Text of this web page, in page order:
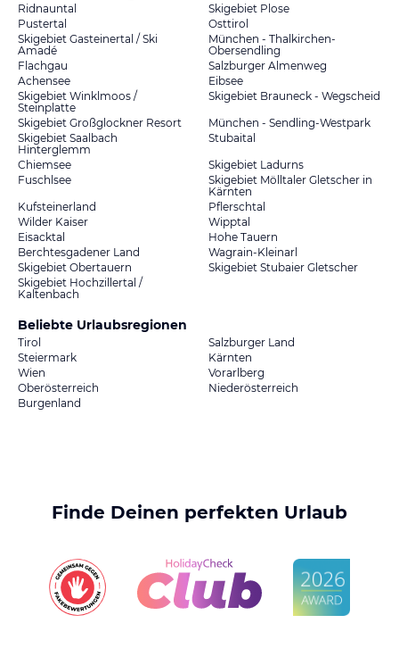
Ridnauntal
Skigebiet Plose
Pustertal
Osttirol
Skigebiet Gasteinertal / Ski
Amadé
München - Thalkirchen-
Obersendling
Flachgau
Salzburger Almenweg
Achensee
Eibsee
Skigebiet Winklmoos /
Steinplatte
Skigebiet Brauneck - Wegscheid
Skigebiet Großglockner Resort
München - Sendling-Westpark
Skigebiet Saalbach
Hinterglemm
Stubaital
Chiemsee
Skigebiet Ladurns
Fuschlsee
Skigebiet Mölltaler Gletscher in
Kärnten
Kufsteinerland
Pflerschtal
Wilder Kaiser
Wipptal
Eisacktal
Hohe Tauern
Berchtesgadener Land
Wagrain-Kleinarl
Skigebiet Obertauern
Skigebiet Stubaier Gletscher
Skigebiet Hochzillertal /
Kaltenbach
Beliebte Urlaubsregionen
Tirol
Salzburger Land
Steiermark
Kärnten
Wien
Vorarlberg
Oberösterreich
Niederösterreich
Burgenland
Finde Deinen perfekten Urlaub